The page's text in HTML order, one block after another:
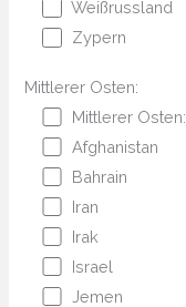
Weißrussland
Zypern
Mittlerer Osten:
Mittlerer Osten:
Afghanistan
Bahrain
Iran
Irak
Israel
Jemen